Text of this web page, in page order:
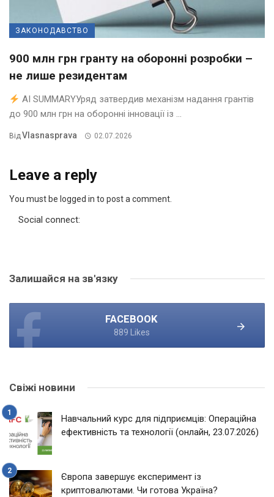
ЗАКОНОДАВСТВО
900 млн грн гранту на оборонні розробки –
не лише резидентам
AI SUMMARYУряд затвердив механізм надання грантів
до 900 млн грн на оборонні інновації із ...
ВідVlasnasprava 02.07.2026
Leave a reply
You must be logged in to post a comment.
Social connect:
Залишайся на зв'язку
FACEBOOK
889 Likes
Свіжі новини
Навчальний курс для підприємців: Операційна
ефективність та технології (онлайн, 23.07.2026)
Європа завершує експеримент із
криптовалютами. Чи готова Україна?